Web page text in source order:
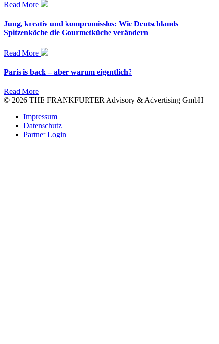
Read More
Jung, kreativ und kompromisslos: Wie Deutschlands
Spitzenköche die Gourmetküche verändern
Read More
Paris is back – aber warum eigentlich?
Read More
© 2026 THE FRANKFURTER Advisory & Advertising GmbH
Impressum
Datenschutz
Partner Login